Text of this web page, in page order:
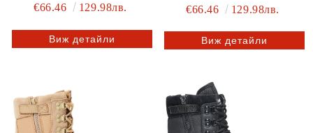
€66.46
129.98лв.
Виж детайли
€66.46
129.98лв.
Виж детайли